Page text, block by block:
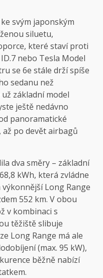
svým japonským
siluetu,
které staví proti
nebo Tesla Model
se 6e stále drží spíše
sedanu než
už základní model
ještě nedávno
panoramatické
po devět airbagů
dva směry – základní
kWh, která zvládne
Long Range
552 km. V obou
v kombinaci s
těžiště slibuje
Long Range má ale
(max. 95 kW),
běžně nabízí